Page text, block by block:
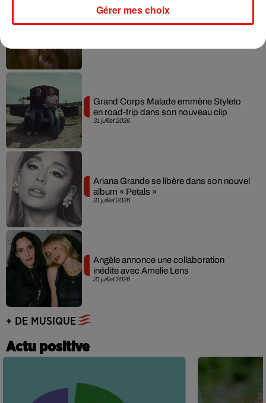
Ariana Grande prendra une pause après
31 juillet 2026
Grand Corps Malade emmène Styleto
en road-trip dans son nouveau clip
31 juillet 2026
Ariana Grande se libère dans son nouvel
album « Petals »
31 juillet 2026
Angèle annonce une collaboration
inédite avec Amelie Lens
+ DE MUSIQUE
Actu positive
Gérer mes choix